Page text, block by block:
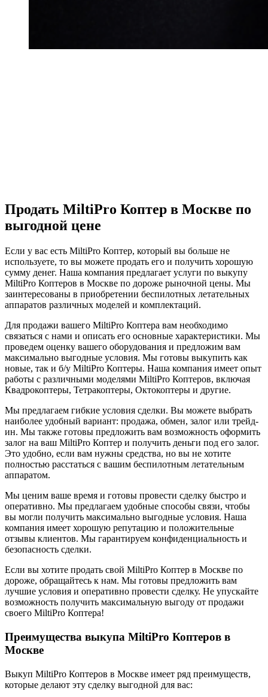
Продать MiltiPro Коптер в Москве по
выгодной цене
Если у вас есть MiltiPro Коптер, который вы больше не
используете, то вы можете продать его и получить хорошую
сумму денег. Наша компания предлагает услуги по выкупу
MiltiPro Коптеров в Москве по дороже рыночной цены. Мы
заинтересованы в приобретении беспилотных летательных
аппаратов различных моделей и комплектаций.
Для продажи вашего MiltiPro Коптера вам необходимо
связаться с нами и описать его основные характеристики. Мы
проведем оценку вашего оборудования и предложим вам
максимально выгодные условия. Мы готовы выкупить как
новые, так и б/у MiltiPro Коптеры. Наша компания имеет опыт
работы с различными моделями MiltiPro Коптеров, включая
Квадрокоптеры, Тетракоптеры, Октокоптеры и другие.
Мы предлагаем гибкие условия сделки. Вы можете выбрать
наиболее удобный вариант: продажа, обмен, залог или трейд-
ин. Мы также готовы предложить вам возможность оформить
залог на ваш MiltiPro Коптер и получить деньги под его залог.
Это удобно, если вам нужны средства, но вы не хотите
полностью расстаться с вашим беспилотным летательным
аппаратом.
Мы ценим ваше время и готовы провести сделку быстро и
оперативно. Мы предлагаем удобные способы связи, чтобы
вы могли получить максимально выгодные условия. Наша
компания имеет хорошую репутацию и положительные
отзывы клиентов. Мы гарантируем конфиденциальность и
безопасность сделки.
Если вы хотите продать свой MiltiPro Коптер в Москве по
дороже, обращайтесь к нам. Мы готовы предложить вам
лучшие условия и оперативно провести сделку. Не упускайте
возможность получить максимальную выгоду от продажи
своего MiltiPro Коптера!
Преимущества выкупа MiltiPro Коптеров в
Москве
Выкуп MiltiPro Коптеров в Москве имеет ряд преимуществ,
которые делают эту сделку выгодной для вас: